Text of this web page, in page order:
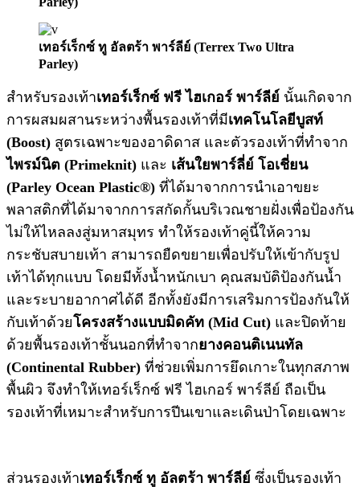
เทอร์เร็กซ์ ทู อัลตร้า พาร์ลีย์ (Terrex Two Ultra
Parley)
สำหรับรองเท้าเทอร์เร็กซ์ ฟรี ไฮเกอร์ พาร์ลีย์ นั้นเกิดจาก
การผสมผสานระหว่างพื้นรองเท้าที่มีเทคโนโลยีบูสท์
(Boost) สูตรเฉพาะของอาดิดาส และตัวรองเท้าที่ทำจาก
ไพรม์นิต (Primeknit) และ เส้นใยพาร์ลี่ย์ โอเชี่ยน
(Parley Ocean Plastic®) ที่ได้มาจากการนำเอาขยะ
พลาสติกที่ได้มาจากการสกัดกั้นบริเวณชายฝั่งเพื่อป้องกัน
ไม่ให้ไหลลงสู่มหาสมุทร ทำให้รองเท้าคู่นี้ให้ความ
กระชับสบายเท้า สามารถยืดขยายเพื่อปรับให้เข้ากับรูป
เท้าได้ทุกแบบ โดยมีทั้งน้ำหนักเบา คุณสมบัติป้องกันน้ำ
และระบายอากาศได้ดี อีกทั้งยังมีการเสริมการป้องกันให้
กับเท้าด้วยโครงสร้างแบบมิดคัท (Mid Cut) และปิดท้าย
ด้วยพื้นรองเท้าชั้นนอกที่ทำจากยางคอนติเนนทัล
(Continental Rubber) ที่ช่วยเพิ่มการยึดเกาะในทุกสภาพ
พื้นผิว จึงทำให้เทอร์เร็กซ์ ฟรี ไฮเกอร์ พาร์ลีย์ ถือเป็น
รองเท้าที่เหมาะสำหรับการปีนเขาและเดินป่าโดยเฉพาะ
ส่วนรองเท้าเทอร์เร็กซ์ ทู อัลตร้า พาร์ลีย์ ซึ่งเป็นรองเท้า